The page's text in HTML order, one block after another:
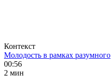
Контекст
Молодость в рамках разумного
00:56
2 мин